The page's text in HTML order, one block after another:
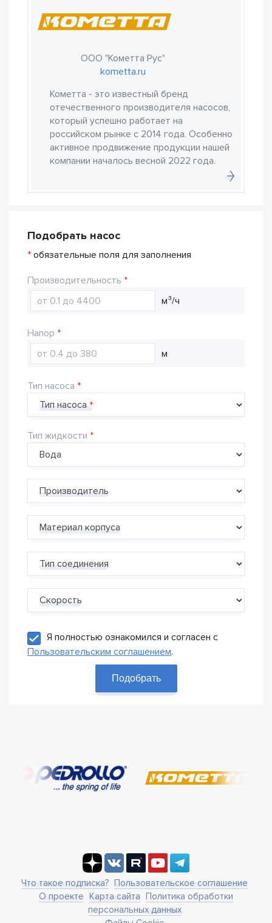
ООО "Кометта Рус"
kometta.ru
Кометта - это известный бренд
отечественного производителя насосов,
который успешно работает на
российском рынке с 2014 года. Особенно
активное продвижение продукции нашей
компании началось весной 2022 года.
Подобрать насос
* обязательные поля для заполнения
Производительность
м³/ч
Напор
м
Тип насоса
Тип насоса
Тип жидкости
Производитель
Материал корпуса
Тип соединения
Скорость
Я полностью ознакомился и согласен с
Пользовательским соглашением.
Подобрать
Что такое подписка? Пользовательское соглашение
О проекте Карта сайта Политика обработки
персональных данных